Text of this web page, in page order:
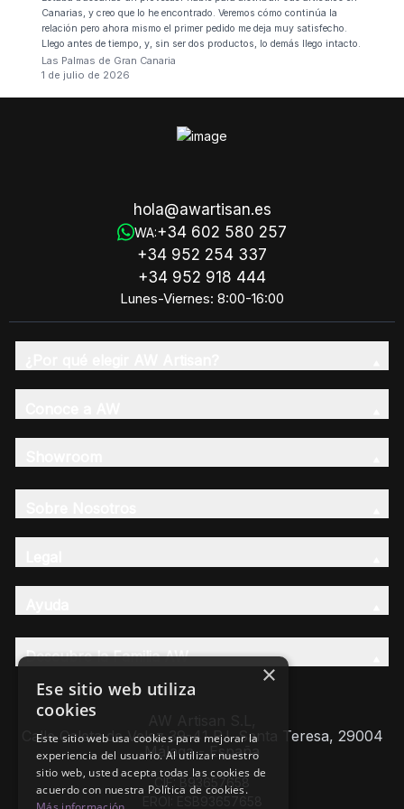
Canarias, y creo que lo he encontrado. Veremos cómo continúa la
relación pero ahora mismo el primer pedido me deja muy satisfecho.
Llego antes de tiempo, y, sin ser dos productos, lo demás llego intacto.
Las Palmas de Gran Canaria
1 de julio de 2026
hola@awartisan.es
WA:+34 602 580 257
+34 952 254 337
+34 952 918 444
Lunes-Viernes: 8:00-16:00
Descubre la Familia AW
Calle Caleta de Velez 39-41 P.I. Santa Teresa, 29004
Málaga - España
CIF: B93657658
×
Ese sitio web utiliza
cookies
Este sitio web usa cookies para mejorar la
experiencia del usuario. Al utilizar nuestro
sitio web, usted acepta todas las cookies de
acuerdo con nuestra Política de cookies.